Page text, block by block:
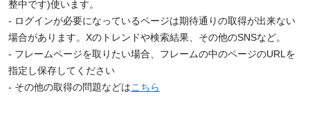
整中です)使います。
- ログインが必要になっているページは期待通りの取得が出来ない
場合があります。Xのトレンドや検索結果、その他のSNSなど。
- フレームページを取りたい場合、フレームの中のページのURLを
指定し保存してください
- その他の取得の問題などはこちら